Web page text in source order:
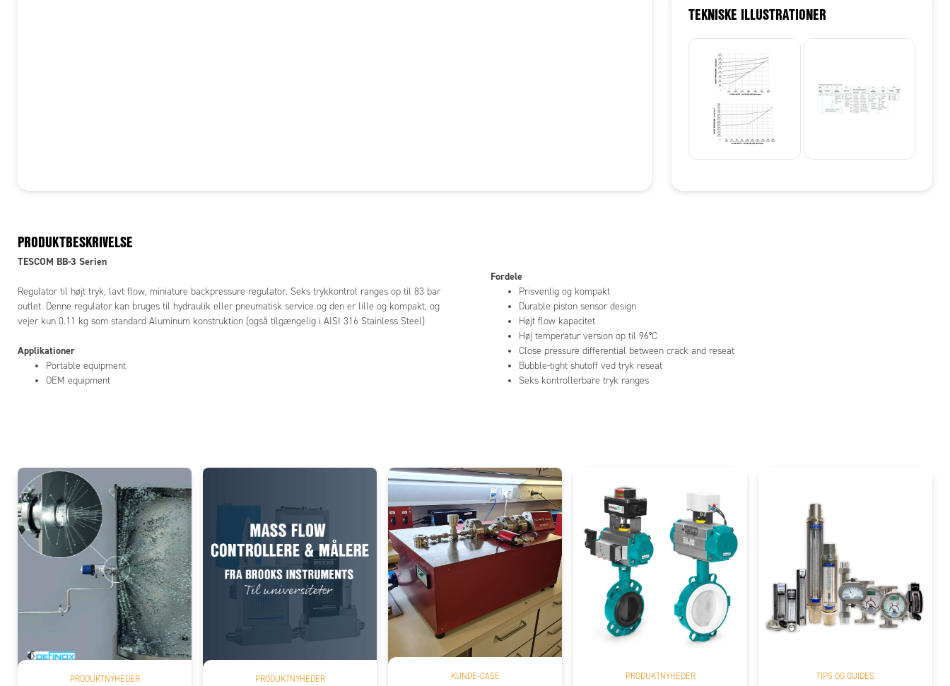
TEKNISKE ILLUSTRATIONER
PRODUKTBESKRIVELSE
TESCOM BB-3 Serien
Regulator til højt tryk, lavt flow, miniature backpressure regulator. Seks trykkontrol ranges op til 83 bar
outlet. Denne regulator kan bruges til hydraulik eller pneumatisk service og den er lille og kompakt, og
vejer kun 0.11 kg som standard Aluminum konstruktion (også tilgængelig i AISI 316 Stainless Steel)
Applikationer
Portable equipment
OEM equipment
Fordele
Prisvenlig og kompakt
Durable piston sensor design
Højt flow kapacitet
Høj temperatur version op til 96°C
Close pressure differential between crack and reseat
Bubble-tight shutoff ved tryk reseat
Seks kontrollerbare tryk ranges
Add to existing cart row Add as new cart row
PRODUKTNYHEDER PRODUKTNYHEDER KUNDE-CASE
PRODUKTNYHEDER
TIPS OG GUIDES